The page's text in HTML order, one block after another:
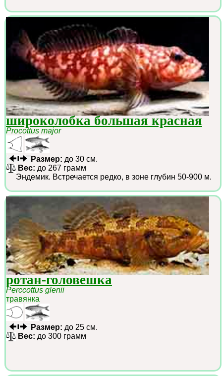
широколобка большая красная
Procottus major
Размер: до 30 см.
Вес: до 267 грамм
Эндемик. Встречается редко, в зоне глубин 50-900 м.
ротан-головешка
Perccottus glenii
травянка
Размер: до 25 см.
Вес: до 300 грамм